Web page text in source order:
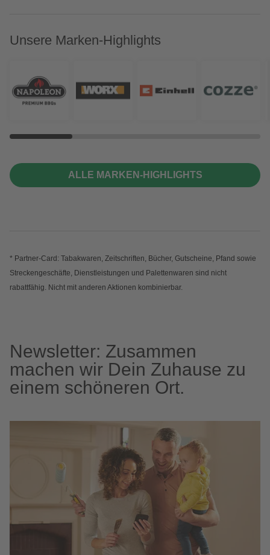
Unsere Marken-Highlights
ALLE MARKEN-HIGHLIGHTS
* Partner-Card: Tabakwaren, Zeitschriften, Bücher, Gutscheine, Pfand sowie
Streckengeschäfte, Dienstleistungen und Palettenwaren sind nicht
rabattfähig. Nicht mit anderen Aktionen kombinierbar.
Newsletter: Zusammen
machen wir Dein Zuhause zu
einem schöneren Ort.